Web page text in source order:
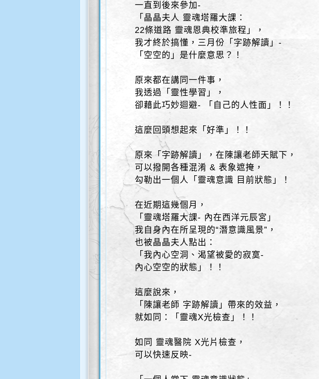
一直到後來參加-
「晶晶夫人 靈魂塔羅大課：
22條道路 靈魂恩典校準旅程」，
我才終於搞懂，三月份「字跡解讀」-
「空空的」是什麼意思？！
原來都在講同一件事，
我透過「靈性學習」，
卻藉此巧妙迴避- 「自己的人性面」！！
這麼回頭想起來「好準」！！
原來「字跡解讀」，在陳讓老師天賦下，
可以撥開各種混淆 & 表象遮掩，
勾勒出一個人「靈魂意識 目前狀態」！
在近期這幾個月，
「靈魂塔羅大課- 內在西洋元辰宮」
我自身內在所呈現的“潛意識風景”，
也被晶晶夫人點出：
「我內心空洞、渴望被愛的寂寞-
內心空空的狀態」！！
這麼說來，
「陳讓老師 字跡解讀」帶來的效益，
就如同：「靈魂X光檢查」！！
如同 靈魂醫院 X光片檢查，
可以快速反映-